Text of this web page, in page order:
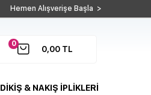
Hemen Alışverişe Başla >
0
0,00 TL
DİKİŞ & NAKIŞ İPLİKLERİ